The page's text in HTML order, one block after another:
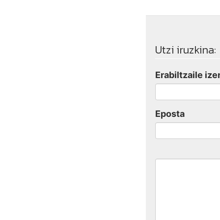
Utzi iruzkina:
Erabiltzaile
Eposta